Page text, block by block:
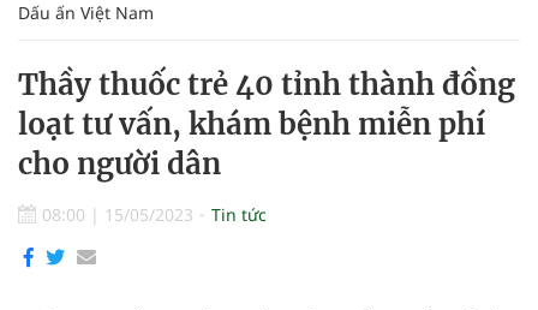
Dấu ấn Việt Nam
Thầy thuốc trẻ 40 tỉnh thành đồng
loạt tư vấn, khám bệnh miễn phí
cho người dân
08:00 | 15/05/2023 Tin tức